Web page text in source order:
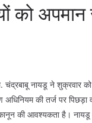
को
नायडू ने शुक्रवार को
अधिनियम की तर्ज पर
की आवश्यकता है।